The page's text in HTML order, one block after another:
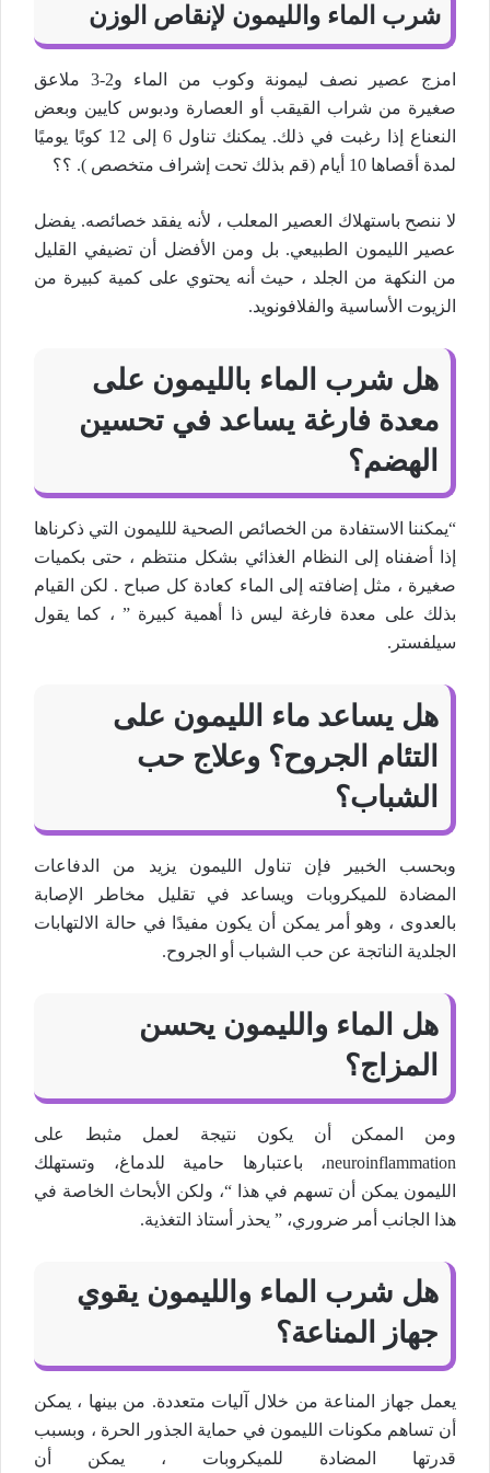
شرب الماء والليمون لإنقاص الوزن
امزج عصير نصف ليمونة وكوب من الماء و2-3 ملاعق
صغيرة من شراب القيقب أو العصارة ودبوس كايين وبعض
النعناع إذا رغبت في ذلك. يمكنك تناول 6 إلى 12 كوبًا يوميًا
لمدة أقصاها 10 أيام (قم بذلك تحت إشراف متخصص ). ؟؟
لا ننصح باستهلاك العصير المعلب ، لأنه يفقد خصائصه. يفضل
عصير الليمون الطبيعي. بل ومن الأفضل أن تضيفي القليل
من النكهة من الجلد ، حيث أنه يحتوي على كمية كبيرة من
الزيوت الأساسية والفلافونويد.
هل شرب الماء بالليمون على
معدة فارغة يساعد في تحسين
الهضم؟
“يمكننا الاستفادة من الخصائص الصحية للليمون التي ذكرناها
إذا أضفناه إلى النظام الغذائي بشكل منتظم ، حتى بكميات
صغيرة ، مثل إضافته إلى الماء كعادة كل صباح . لكن القيام
بذلك على معدة فارغة ليس ذا أهمية كبيرة ” ، كما يقول
سيلفستر.
هل يساعد ماء الليمون على
التئام الجروح؟ وعلاج حب
الشباب؟
وبحسب الخبير فإن تناول الليمون يزيد من الدفاعات
المضادة للميكروبات ويساعد في تقليل مخاطر الإصابة
بالعدوى ، وهو أمر يمكن أن يكون مفيدًا في حالة الالتهابات
الجلدية الناتجة عن حب الشباب أو الجروح.
هل الماء والليمون يحسن
المزاج؟
ومن الممكن أن يكون نتيجة لعمل مثبط على
neuroinflammation، باعتبارها حامية للدماغ، وتستهلك
الليمون يمكن أن تسهم في هذا “، ولكن الأبحاث الخاصة في
هذا الجانب أمر ضروري، ” يحذر أستاذ التغذية.
هل شرب الماء والليمون يقوي
جهاز المناعة؟
يعمل جهاز المناعة من خلال آليات متعددة. من بينها ، يمكن
أن تساهم مكونات الليمون في حماية الجذور الحرة ، وبسبب
قدرتها المضادة للميكروبات ، يمكن أن